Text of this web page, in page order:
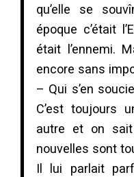
qu’elle se
époque c’était
était l’ennemi.
encore sans
– Qui s’en
C’est toujours
autre et on
nouvelles sont
Il lui parlait